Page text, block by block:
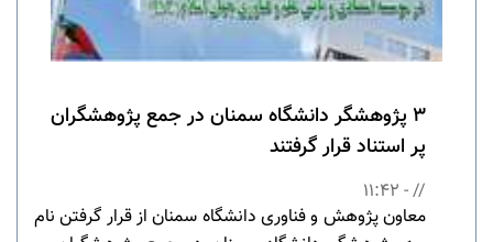
3 پژوهشگر دانشگاه سمنان در جمع پژوهشگران
پر استناد قرار گرفتند
// - 11:42
معاون پژوهش و فناوری دانشگاه سمنان از قرار گرفتن نام